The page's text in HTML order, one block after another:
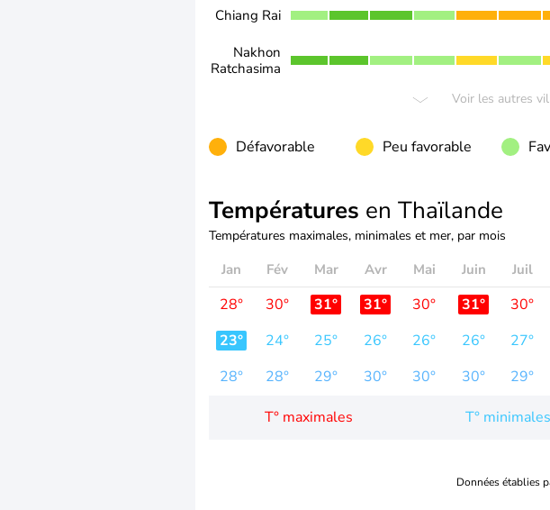
Chiang Rai
Nakhon
Ratchasima
Voir les autres
Défavorable Peu favorable
Températures en Thaïlande
Températures maximales, minimales et mer, par mois
Jan Fév Mar Avr Mai Juin Juil
28° 30° 31° 31° 30° 31° 30°
23°
24° 25° 26° 26° 26° 27°
28°
28° 29° 30° 30° 30° 29°
T° maximales T° minimales
Données établies